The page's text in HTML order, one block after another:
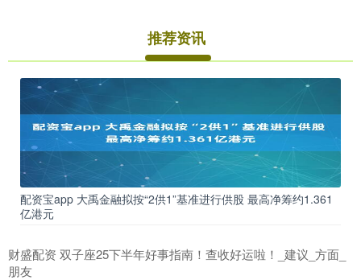
推荐资讯
配资宝app 大禹金融拟按“2供1”基准进行供股 最高净筹约1.361
亿港元
财盛配资 双子座25下半年好事指南！查收好运啦！_建议_方面_
朋友